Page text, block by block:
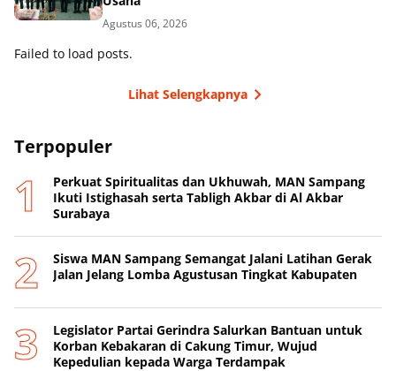
Agustus 06, 2026
Failed to load posts.
Lihat Selengkapnya
Terpopuler
Perkuat Spiritualitas dan Ukhuwah, MAN Sampang
Ikuti Istighasah serta Tabligh Akbar di Al Akbar
Surabaya
Siswa MAN Sampang Semangat Jalani Latihan Gerak
Jalan Jelang Lomba Agustusan Tingkat Kabupaten
Legislator Partai Gerindra Salurkan Bantuan untuk
Korban Kebakaran di Cakung Timur, Wujud
Kepedulian kepada Warga Terdampak